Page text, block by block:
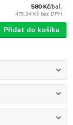
580 Kč/bal.
479,34 Kč bez DPH
Přidat do košíku